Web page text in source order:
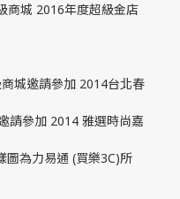
商城 2016年度超級金店
城邀請參加 2014台北春
請參加 2014 雅選時尚嘉
為力易通 (買樂3C)所